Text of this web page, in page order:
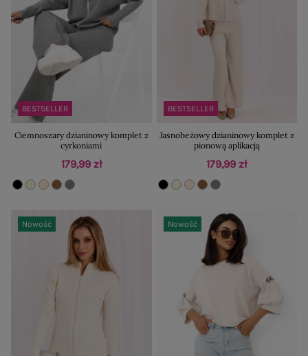
BESTSELLER
Ciemnoszary dzianinowy komplet z
cyrkoniami
179,99 zł
BESTSELLER
Jasnobeżowy dzianinowy komplet z
pionową aplikacją
179,99 zł
Nowość Nowość